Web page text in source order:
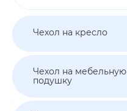
Чехол на кресло
Чехол на мебельную
подушку